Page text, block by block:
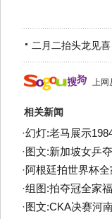
二月二抬头龙见喜
上网
相关新闻
·幻灯:老马展示
· 图文:新加坡女乒
·阿根廷拍世界杯
·组图:拍夺冠全家
· 图文:CKA决赛河